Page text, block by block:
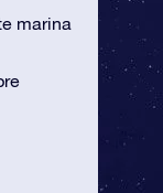
marina